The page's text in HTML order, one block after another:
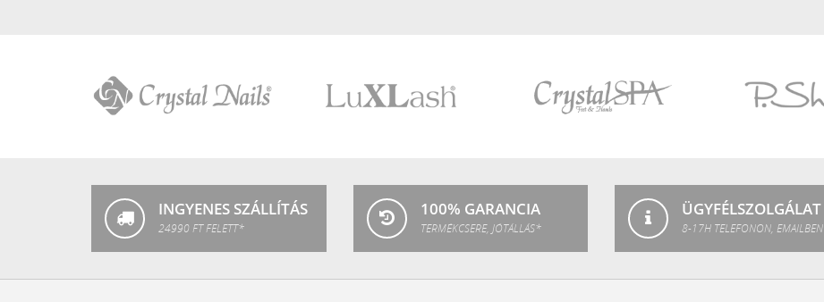
INGYENES SZÁLLÍTÁS
24990 FT FELETT*
100% GARANCIA
TERMÉKCSERE, JÓTÁLLÁS*
ÜGYFÉLSZOLGÁLAT
8-17H TELEFONON, EMAILBEN